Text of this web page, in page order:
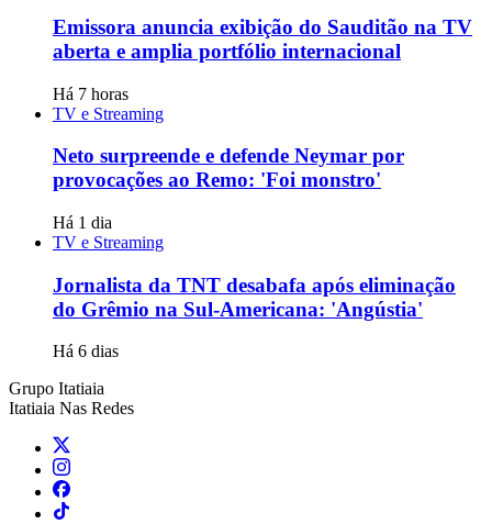
Emissora anuncia exibição do Sauditão na TV
aberta e amplia portfólio internacional
Há 7 horas
TV e Streaming
Neto surpreende e defende Neymar por
provocações ao Remo: 'Foi monstro'
Há 1 dia
TV e Streaming
Jornalista da TNT desabafa após eliminação
do Grêmio na Sul-Americana: 'Angústia'
Há 6 dias
Grupo Itatiaia
Itatiaia Nas Redes